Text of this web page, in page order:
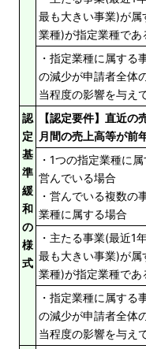
最も大きい事業)が属
業種)が指定業種であ
・指定業種に属する
の減少が申請者全体
当程度の影響を与え
認
定
基
準
緩
和
の
様
式
【認定要件】直近
月間の売上高等が前
・1つの指定業種に
営んでいる場合
・営んでいる複数の
業種に属する場合
・主たる事業(最近1
最も大きい事業)が属
業種)が指定業種であ
・指定業種に属する
の減少が申請者全体
当程度の影響を与え